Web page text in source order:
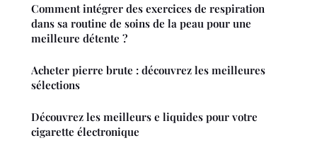
Comment intégrer des exercices de respiration
dans sa routine de soins de la peau pour une
meilleure détente ?
Acheter pierre brute : découvrez les meilleures
sélections
Découvrez les meilleurs e liquides pour votre
cigarette électronique